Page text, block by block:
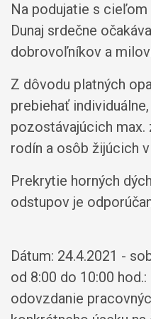
Na podujatie s
Dunaj srdečne
dobrovoľníkov a
Z dôvodu platných
prebiehať
pozostávajúcich
rodín a osôb žijúcich
Prekrytie horných
odstupov je
Dátum: 24.4.2021 -
od 8:00 do 10:00
odovzdanie